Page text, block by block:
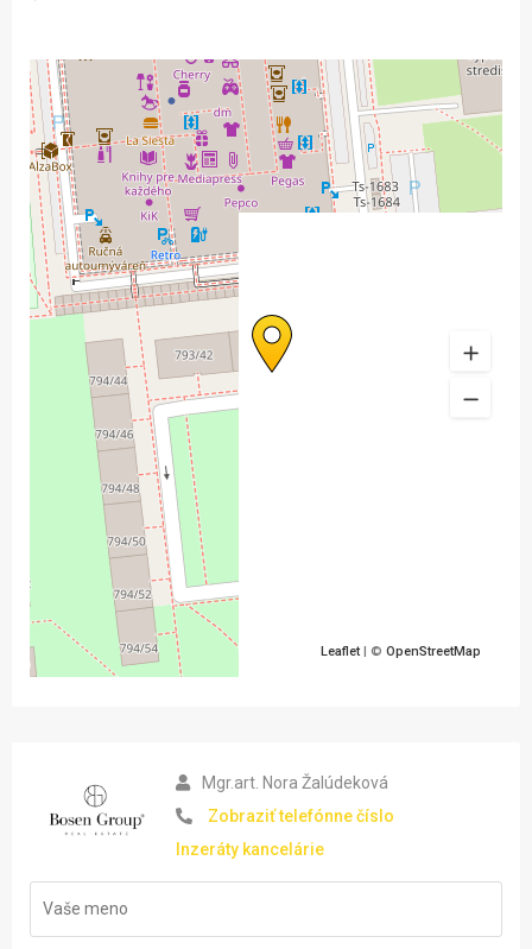
Leaflet| © OpenStreetMap
Mgr.art. Nora Žalúdeková
Zobraziť telefónne číslo
Inzeráty kancelárie